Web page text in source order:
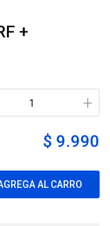
+
+
$ 9.990
AL CARRO